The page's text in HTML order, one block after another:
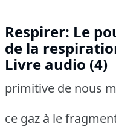
Respirer: Le
de la
Livre audio (4)
primitive de nous
ce gaz à le